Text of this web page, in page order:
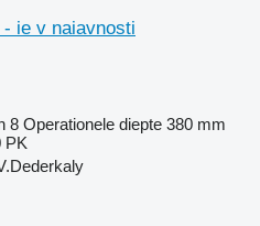
ie v naiavnosti
8 Operationele diepte 380 mm
PK